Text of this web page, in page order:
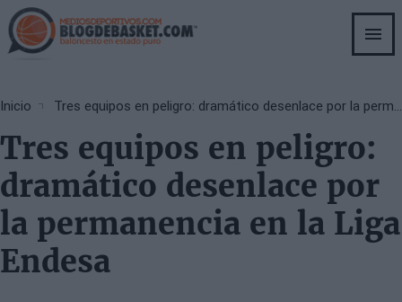
Skip
to
main
Breadcrumb
Inicio Tres equipos en peligro: dramático desenlace por la permanencia en la Liga Endesa
Tres equipos en peligro:
dramático desenlace por
la permanencia en la Liga
Endesa